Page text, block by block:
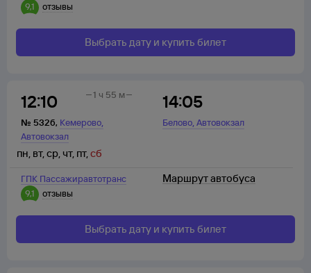
9,1
отзывы
Выбрать дату и купить билет
12:10
№ 532б, Кемерово,
Автовокзал
14:05
Белово,Автовокзал
1 ч 55 м
ГПК Пассажиравтотранс
9,1
отзывы
пн, вт,ср, чт, пт,сб
Маршрут автобуса
Выбрать дату и купить билет